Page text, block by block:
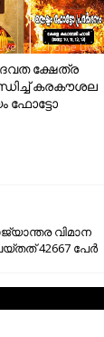
ക്ഷേത്ര
കരകൗശല
ഫോട്ടോ
വി​മാ​ന​
42667 പേ​ര്‍